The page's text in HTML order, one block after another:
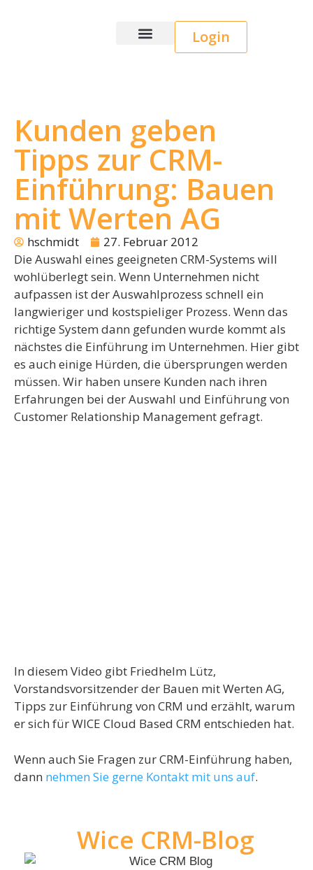
Login
Kunden geben
Tipps zur CRM-
Einführung: Bauen
mit Werten AG
hschmidt
27. Februar 2012
Die Auswahl eines geeigneten CRM-Systems will
wohlüberlegt sein. Wenn Unternehmen nicht
aufpassen ist der Auswahlprozess schnell ein
langwieriger und kostspieliger Prozess. Wenn das
richtige System dann gefunden wurde kommt als
nächstes die Einführung im Unternehmen. Hier gibt
es auch einige Hürden, die übersprungen werden
müssen. Wir haben unsere Kunden nach ihren
Erfahrungen bei der Auswahl und Einführung von
Customer Relationship Management gefragt.
In diesem Video gibt Friedhelm Lütz,
Vorstandsvorsitzender der Bauen mit Werten AG,
Tipps zur Einführung von CRM und erzählt, warum
er sich für WICE Cloud Based CRM entschieden hat.
Wenn auch Sie Fragen zur CRM-Einführung haben,
dann nehmen Sie gerne Kontakt mit uns auf.
Wice CRM-Blog